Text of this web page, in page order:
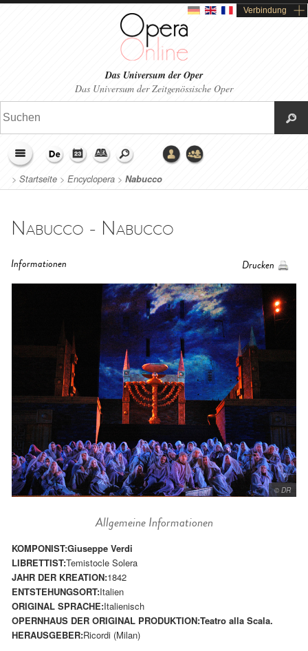
Verbindung
Das Universum der Oper
Das Universum der Zeitgenössische Oper
> Startseite > Encyclopera > Nabucco
Nabucco - Nabucco
Informationen Drucken
© DR
Allgemeine Informationen
KOMPONIST:Giuseppe Verdi
LIBRETTIST:Temistocle Solera
JAHR DER KREATION:1842
ENTSTEHUNGSORT:Italien
ORIGINAL SPRACHE:Italienisch
OPERNHAUS DER ORIGINAL PRODUKTION:Teatro alla Scala.
HERAUSGEBER:Ricordi (Milan)